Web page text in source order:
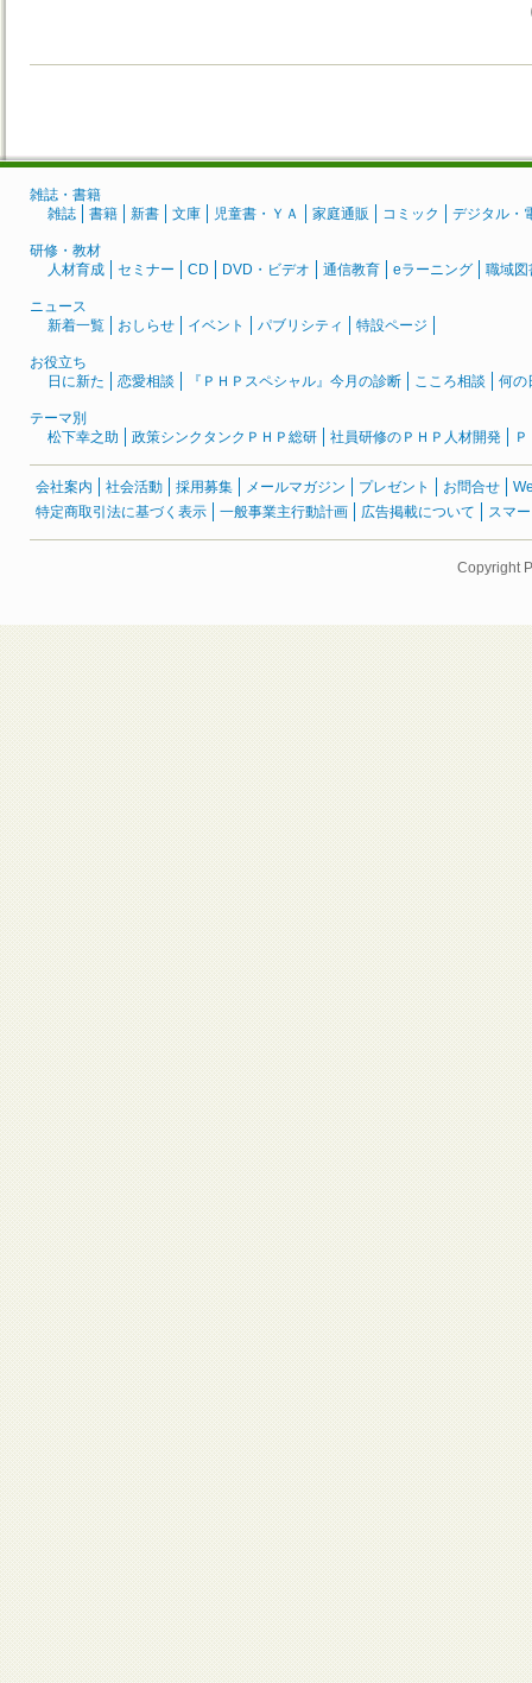
雑誌・書籍
雑誌
書籍 新書 文庫 児童書・ＹＡ 家庭通販 コミック デジタル・
研修・教材
人材育成
セミナー CD DVD・ビデオ 通信教育 eラーニング 職域図
ニュース
新着一覧
おしらせ イベント パブリシティ 特設ページ
お役立ち
日に新た
恋愛相談 『ＰＨＰスペシャル』今月の診断 こころ相談 何の
テーマ別
松下幸之助
政策シンクタンクＰＨＰ総研 社員研修のＰＨＰ人材開発
会社案内 社会活動 採用募集 メールマガジン プレゼント お問合せ
特定商取引法に基づく表示
一般事業主行動計画 広告掲載について スマ
Copyright